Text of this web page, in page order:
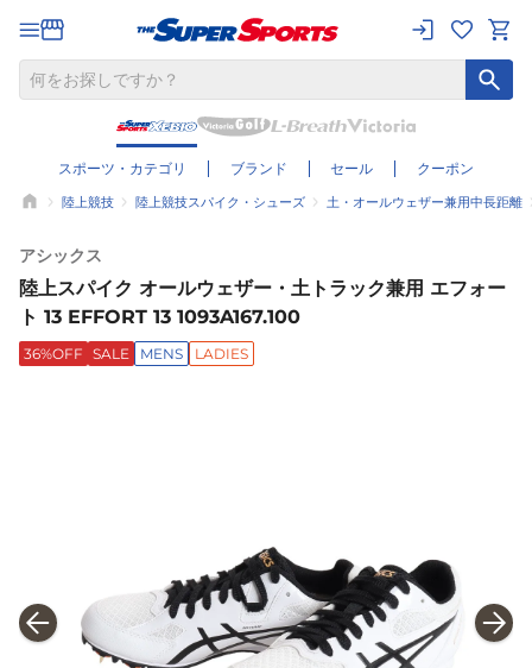
スポーツ・カテゴリ ブランド セール クーポン
陸上競技 陸上競技スパイク・シューズ 土・オールウェザー兼用中長距離
アシックス
陸上スパイク オールウェザー・土トラック兼用 エフォー
ト 13 EFFORT 13 1093A167.100
36%OFF SALE MENS LADIES